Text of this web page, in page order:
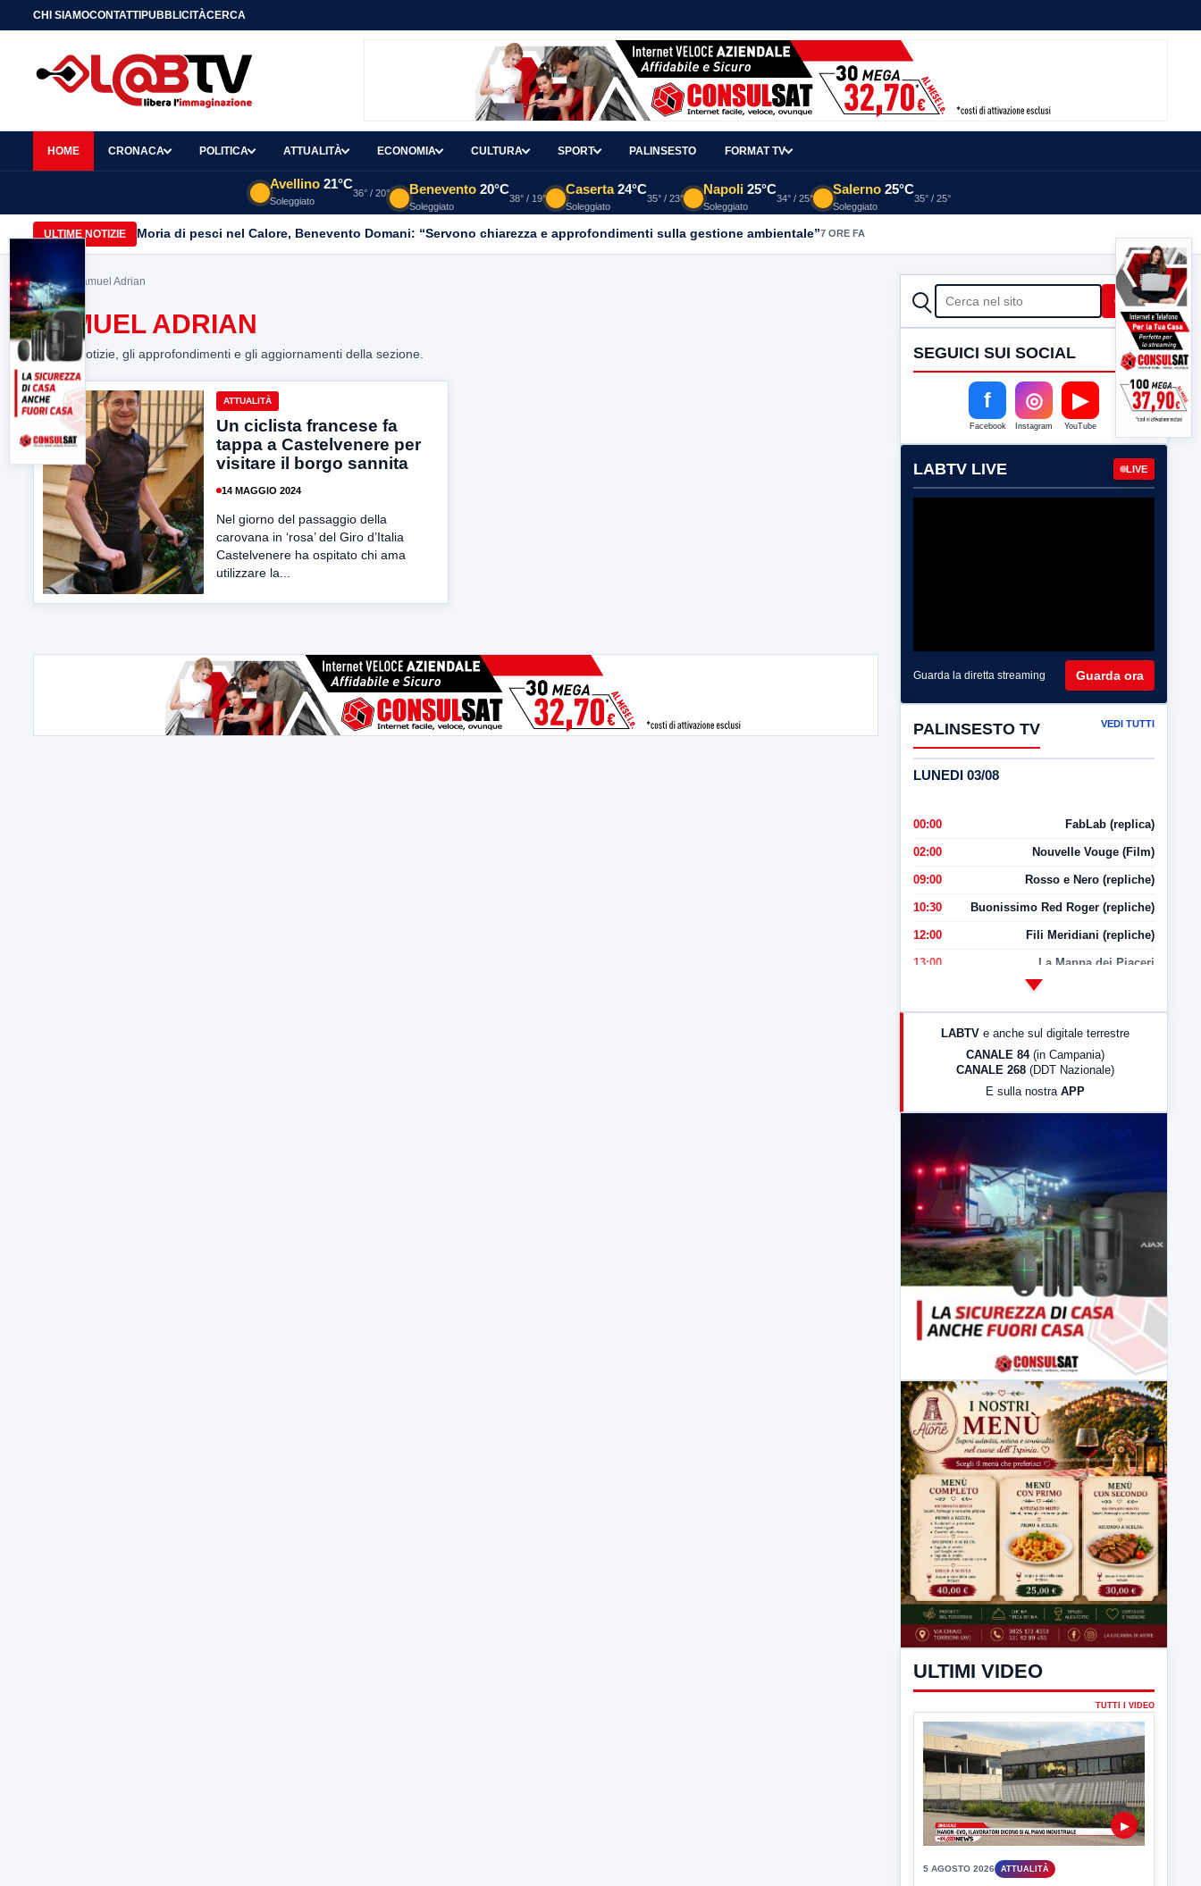
CHI SIAMOCONTATTIPUBBLICITÀCERCA
HOME CRONACA POLITICA ATTUALITÀ ECONOMIA CULTURA SPORT PALINSESTO FORMAT TV
Avellino 21°C
Soleggiato
36° / 20° Benevento 20°C
Soleggiato
38° / 19°
Caserta 24°C
Soleggiato
35° / 23°
Napoli 25°C
Soleggiato
34° / 25°
Salerno 25°C
Soleggiato
35° / 25°
ULTIME NOTIZIE Moria di pesci nel Calore, Benevento Domani: “Servono chiarezza e approfondimenti sulla gestione ambientale”7 ORE FA
Home> Samuel Adrian
SAMUEL ADRIAN
Tutte le notizie, gli approfondimenti e gli aggiornamenti della sezione.
ATTUALITÀ
Un ciclista francese fa
tappa a Castelvenere per
visitare il borgo sannita
14 MAGGIO 2024
Nel giorno del passaggio della
carovana in ‘rosa’ del Giro d’Italia
Castelvenere ha ospitato chi ama
utilizzare la...
CERCA Cerca
SEGUICI SUI SOCIAL
f
Facebook
◎
Instagram
▶
YouTube
LABTV LIVE LIVE
Guarda la diretta streaming Guarda ora
PALINSESTO TV VEDI TUTTI
LUNEDI 03/08
00:00 FabLab (replica)
02:00 Nouvelle Vouge (Film)
09:00 Rosso e Nero (repliche)
10:30 Buonissimo Red Roger (repliche)
12:00 Fili Meridiani (repliche)
13:00 La Mappa dei Piaceri
LabNews (Diretta)
LABTV e anche sul digitale terrestre
CANALE 84 (in Campania)
CANALE 268 (DDT Nazionale)
E sulla nostra APP
ULTIMI VIDEO